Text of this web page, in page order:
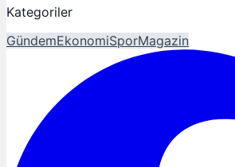
Kategoriler
GündemEkonomiSporMagazin